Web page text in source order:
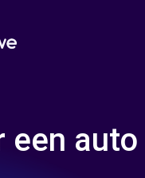
een auto